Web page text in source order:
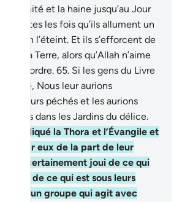
l’inimité et la haine jusqu’au Jour
Toutes les fois qu’ils allument un
Allah l’éteint. Et ils s’efforcent de
sur la Terre, alors qu’Allah n’aime
de désordre. 65. Si les gens du Livre
piété, Nous leur aurions
leurs péchés et les aurions
dans les Jardins du délice.
appliqué la Thora et l’Évangile et
sur eux de la part de leur
certainement joui de ce qui
et de ce qui est sous leurs
eux un groupe qui agit avec